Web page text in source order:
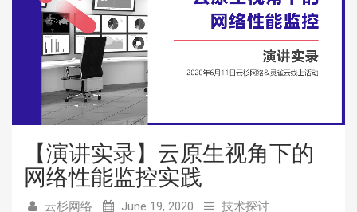
【演讲实录】云原生视角下的
网络性能监控实践
云杉网络 June 19, 2020 技术探讨